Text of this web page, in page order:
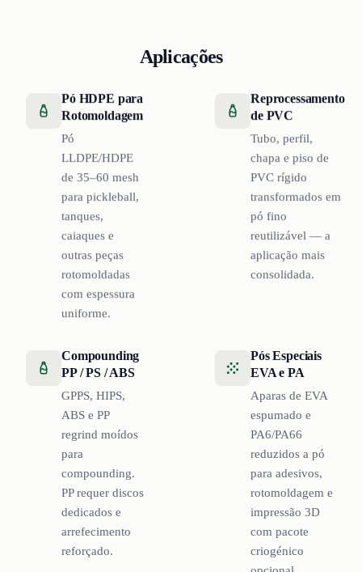
Aplicações
Pó HDPE para
Rotomoldagem
Pó
LLDPE/HDPE
de 35–60 mesh
para pickleball,
tanques,
caiaques e
outras peças
rotomoldadas
com espessura
uniforme.
Reprocessamento
de PVC
Tubo, perfil,
chapa e piso de
PVC rígido
transformados em
pó fino
reutilizável — a
aplicação mais
consolidada.
Compounding
PP / PS / ABS
GPPS, HIPS,
ABS e PP
regrind moídos
para
compounding.
PP requer discos
dedicados e
arrefecimento
reforçado.
Pós Especiais
EVA e PA
Aparas de EVA
espumado e
PA6/PA66
reduzidos a pó
para adesivos,
rotomoldagem e
impressão 3D
com pacote
criogénico